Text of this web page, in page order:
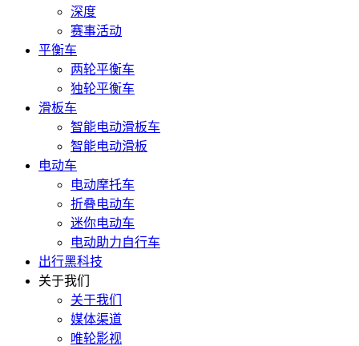
深度
赛事活动
平衡车
两轮平衡车
独轮平衡车
滑板车
智能电动滑板车
智能电动滑板
电动车
电动摩托车
折叠电动车
迷你电动车
电动助力自行车
出行黑科技
关于我们
关于我们
媒体渠道
唯轮影视